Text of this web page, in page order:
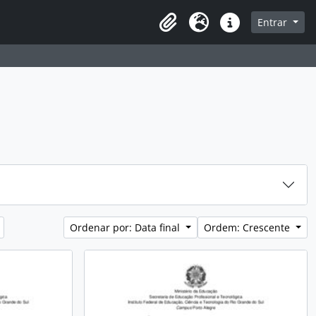
na página de navegação
Idioma Atalhos Entrar
Ordenar por: Data final Ordem: Crescente